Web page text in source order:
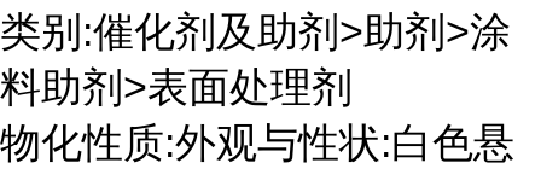
类别:催化剂及助剂>助剂>涂
料助剂>表面处理剂
物化性质:外观与性状:白色悬